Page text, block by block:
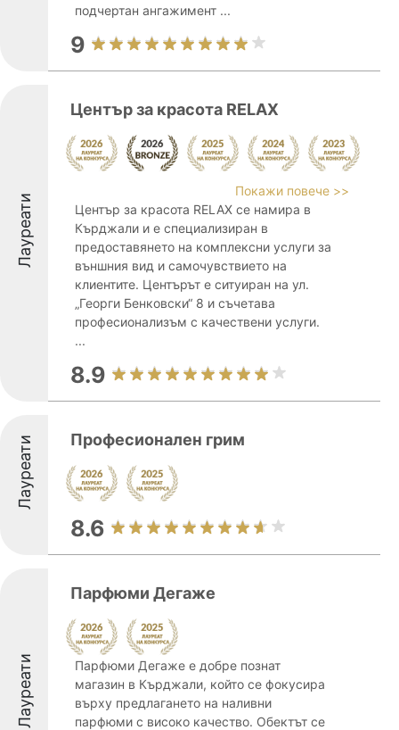
подчертан ангажимент ...
9
Лауреати
Център за красота RELAX
Покажи повече >>
Център за красота RELAX се намира в
Кърджали и е специализиран в
предоставянето на комплексни услуги за
външния вид и самочувствието на
клиентите. Центърът е ситуиран на ул.
„Георги Бенковски“ 8 и съчетава
професионализъм с качествени услуги.
...
8.9
Лауреати Професионален грим
8.6
Лауреати
Парфюми Дегаже
Парфюми Дегаже е добре познат
магазин в Кърджали, който се фокусира
върху предлагането на наливни
парфюми с високо качество. Обектът се